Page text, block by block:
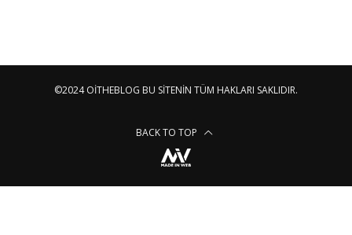
©2024 OITHEBLOG BU SITENIN TÜM HAKLARI SAKLIDIR.
BACK TO TOP